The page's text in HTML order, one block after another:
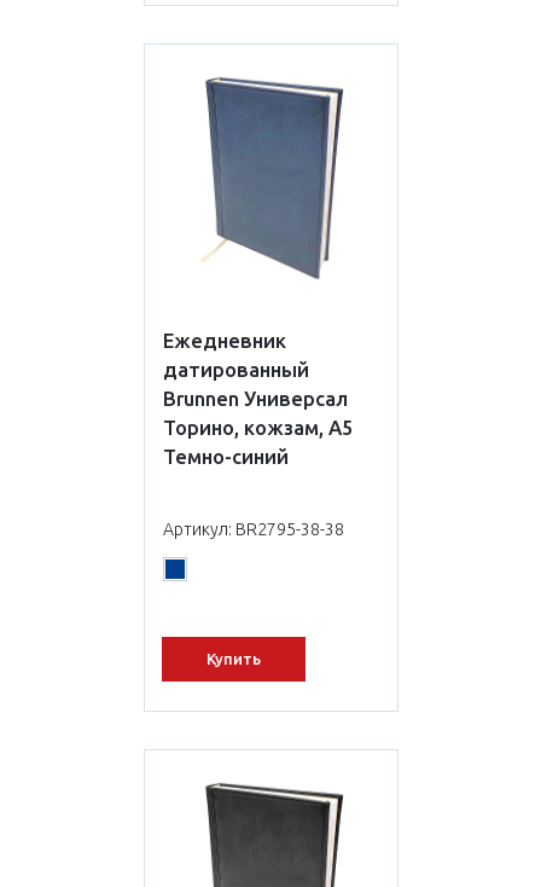
Ежедневник
датированный
Brunnen Универсал
Торино, кожзам, А5
Темно-синий
Артикул: BR2795-38-38
Купить